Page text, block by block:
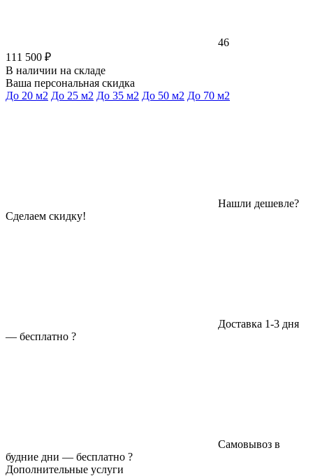
46
111 500 ₽
В наличии на складе
Ваша персональная скидка
До 20 м2 До 25 м2 До 35 м2 До 50 м2 До 70 м2
Нашли дешевле?
Сделаем скидку!
Доставка 1-3 дня
— бесплатно ?
Самовывоз в
будние дни — бесплатно ?
Дополнительные услуги